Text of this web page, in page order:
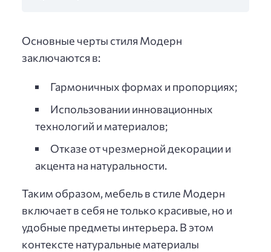
Основные черты стиля Модерн
заключаются в:
Гармоничных формах и пропорциях;
Использовании инновационных
технологий и материалов;
Отказе от чрезмерной декорации и
акцента на натуральности.
Таким образом, мебель в стиле Модерн
включает в себя не только красивые, но и
удобные предметы интерьера. В этом
контексте натуральные материалы